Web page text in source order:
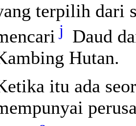
terpilih dari
j
Daud
Hutan.
itu ada